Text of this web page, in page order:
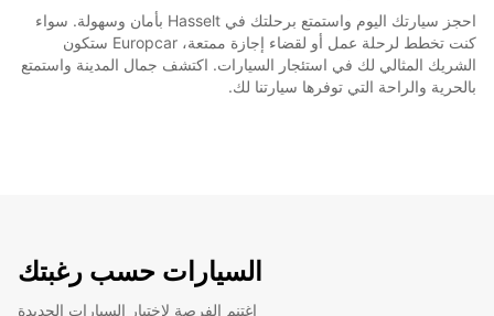
احجز سيارتك اليوم واستمتع برحلتك في Hasselt بأمان وسهولة. سواء
كنت تخطط لرحلة عمل أو لقضاء إجازة ممتعة، Europcar ستكون
الشريك المثالي لك في استئجار السيارات. اكتشف جمال المدينة واستمتع
بالحرية والراحة التي توفرها سيارتنا لك.
السيارات حسب رغبتك
اغتنم الفرصة لاختبار السيارات الجديدة